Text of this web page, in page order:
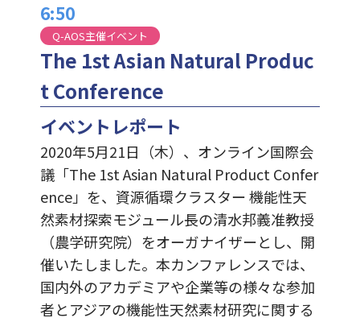
6:50
Q-AOS主催イベント
The 1st Asian Natural Produc
t Conference
イベントレポート
2020年5月21日（木）、オンライン国際会
議「The 1st Asian Natural Product Confer
ence」を、資源循環クラスター 機能性天
然素材探索モジュール長の清水邦義准教授
（農学研究院）をオーガナイザーとし、開
催いたしました。本カンファレンスでは、
国内外のアカデミアや企業等の様々な参加
者とアジアの機能性天然素材研究に関する